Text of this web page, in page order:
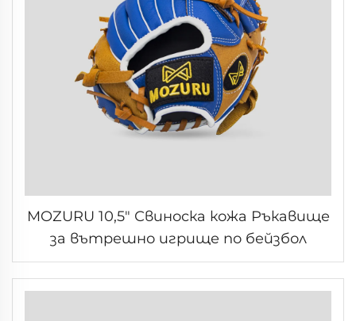
MOZURU 10,5" Свиноска кожа Ръкавище
за вътрешно игрище по бейзбол